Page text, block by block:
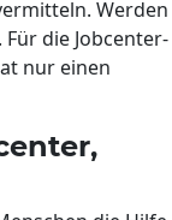
Werden
die Jobcenter-
nur einen